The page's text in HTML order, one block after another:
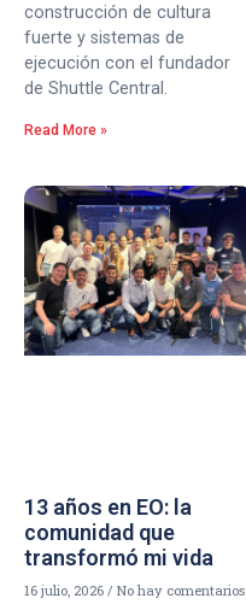
construcción de cultura
fuerte y sistemas de
ejecución con el fundador
de Shuttle Central.
Read More »
13 años en EO: la
comunidad que
transformó mi vida
16 julio, 2026 No hay comentarios